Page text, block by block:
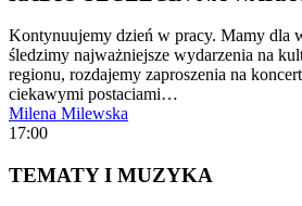
Kontynuujemy dzień w pracy. Mamy dla
śledzimy najważniejsze wydarzenia na
regionu, rozdajemy zaproszenia na
ciekawymi postaciami…
Milena Milewska
17:00
TEMATY I MUZYKA